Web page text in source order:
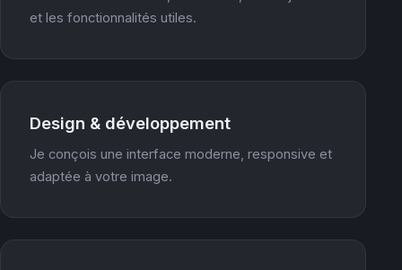
et les fonctionnalités utiles.
Design & développement
Je conçois une interface moderne, responsive et
adaptée à votre image.